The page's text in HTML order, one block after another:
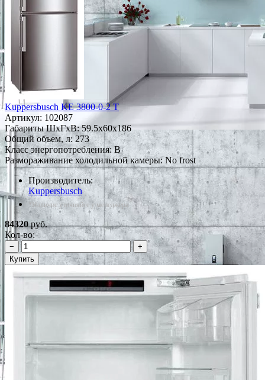
Kuppersbusch KE 3800-0-2 T
Артикул: 102087
Габариты ШxГxВ: 59.5x60x186
Общий объем, л: 273
Класс энергопотребления: B
Размораживание холодильной камеры: No frost
Производитель:
Kuppersbusch
*Наличие уточняйте у менеджера
84320руб.
Кол-во:
−
+
Купить